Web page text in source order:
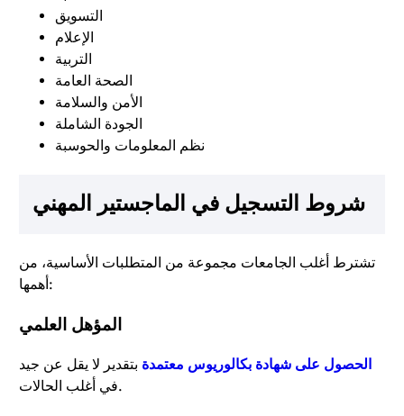
التسويق
الإعلام
التربية
الصحة العامة
الأمن والسلامة
الجودة الشاملة
نظم المعلومات والحوسبة
شروط التسجيل في الماجستير المهني
تشترط أغلب الجامعات مجموعة من المتطلبات الأساسية، من
أهمها:
المؤهل العلمي
الحصول على شهادة بكالوريوس معتمدة بتقدير لا يقل عن جيد
في أغلب الحالات.